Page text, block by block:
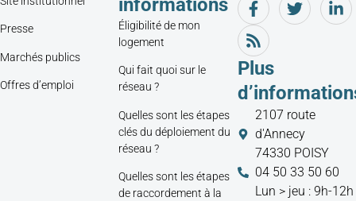
Presse
Marchés publics
Offres d’emploi
informations
Éligibilité de mon
logement
Qui fait quoi sur le
réseau ?
Quelles sont les étapes
clés du déploiement du
réseau ?
Quelles sont les étapes
de raccordement à la
Plus
2107 route
d'Annecy
74330 POISY
04 50 33 50 60
Lun > jeu : 9h-12h